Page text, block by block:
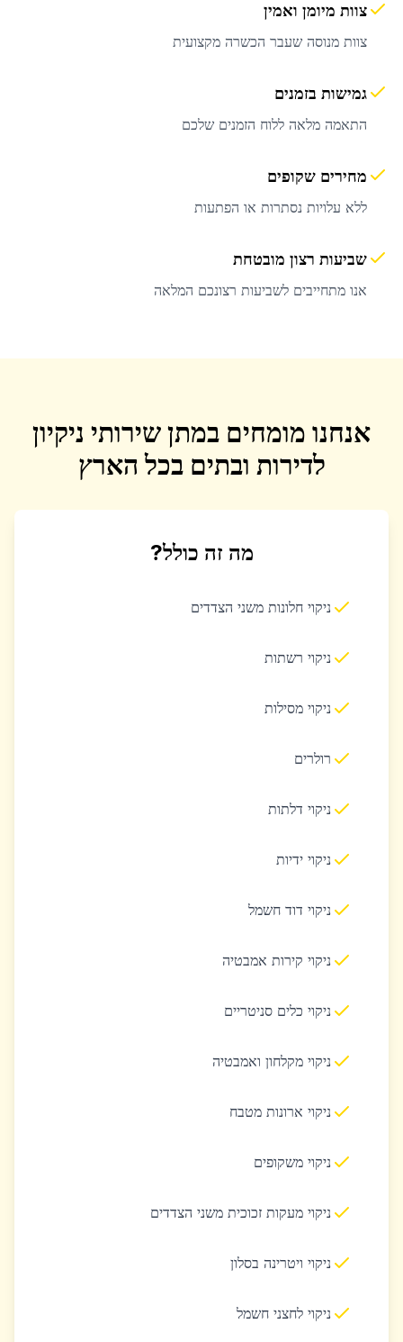
צוות מיומן ואמין
צוות מנוסה שעבר הכשרה מקצועית
גמישות בזמנים
התאמה מלאה ללוח הזמנים שלכם
מחירים שקופים
ללא עלויות נסתרות או הפתעות
שביעות רצון מובטחת
אנו מתחייבים לשביעות רצונכם המלאה
אנחנו מומחים במתן שירותי ניקיון
לדירות ובתים בכל הארץ
מה זה כולל?
ניקוי חלונות משני הצדדים
ניקוי רשתות
ניקוי מסילות
רולרים
ניקוי דלתות
ניקוי ידיות
ניקוי דוד חשמל
ניקוי קירות אמבטיה
ניקוי כלים סניטריים
ניקוי מקלחון ואמבטיה
ניקוי ארונות מטבח
ניקוי משקופים
ניקוי מעקות זכוכית משני הצדדים
ניקוי ויטרינה בסלון
ניקוי לחצני חשמל